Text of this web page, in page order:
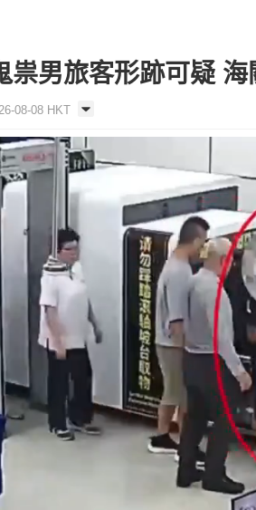
祟男旅客形跡可疑
08-08 HKT